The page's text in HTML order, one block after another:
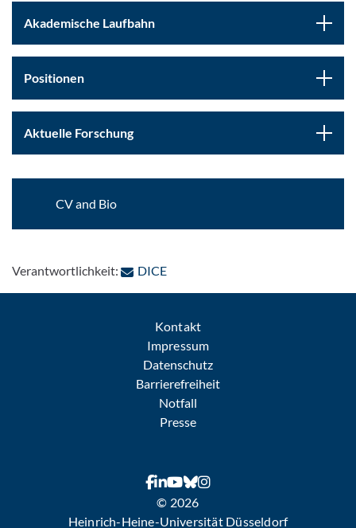
Akademische Laufbahn
Positionen
Aktuelle Forschung
CV and Bio
Verantwortlichkeit: DICE: Per E-Mail kontaktieren
Kontakt
Impressum
Datenschutz
Barrierefreiheit
Notfall
Presse
© 2026
Heinrich-Heine-Universität Düsseldorf